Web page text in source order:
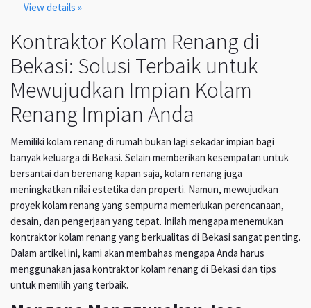
View details »
Kontraktor Kolam Renang di
Bekasi: Solusi Terbaik untuk
Mewujudkan Impian Kolam
Renang Impian Anda
Memiliki kolam renang di rumah bukan lagi sekadar impian bagi
banyak keluarga di Bekasi. Selain memberikan kesempatan untuk
bersantai dan berenang kapan saja, kolam renang juga
meningkatkan nilai estetika dan properti. Namun, mewujudkan
proyek kolam renang yang sempurna memerlukan perencanaan,
desain, dan pengerjaan yang tepat. Inilah mengapa menemukan
kontraktor kolam renang yang berkualitas di Bekasi sangat penting.
Dalam artikel ini, kami akan membahas mengapa Anda harus
menggunakan jasa kontraktor kolam renang di Bekasi dan tips
untuk memilih yang terbaik.